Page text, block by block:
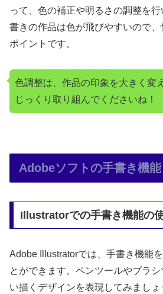
って、色の補正や明るさの調整を
書きの作品は色が飛びやすいので
ポイントです。
色調整は、作品の印象を大きく変
じっくり取り組んでくださいね！
Adobeソフトの手書き機能
Illustratorでの手書き機能の
Adobe Illustratorでは、手書き機能
とができます。ペンツールやブラ
い描くデザインを表現してみまし